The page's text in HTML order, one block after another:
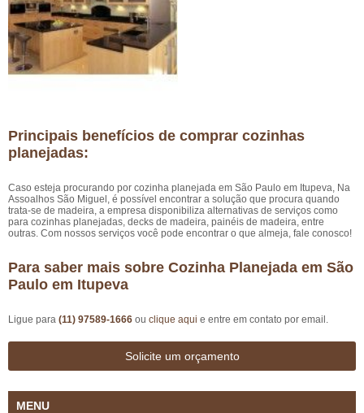
Principais benefícios de comprar cozinhas
planejadas:
Caso esteja procurando por cozinha planejada em São Paulo em Itupeva, Na
Assoalhos São Miguel, é possível encontrar a solução que procura quando
trata-se de madeira, a empresa disponibiliza alternativas de serviços como
para cozinhas planejadas, decks de madeira, painéis de madeira, entre
outras. Com nossos serviços você pode encontrar o que almeja, fale conosco!
Para saber mais sobre Cozinha Planejada em São
Paulo em Itupeva
Ligue para (11) 97589-1666 ou clique aqui e entre em contato por email.
Solicite um orçamento
MENU